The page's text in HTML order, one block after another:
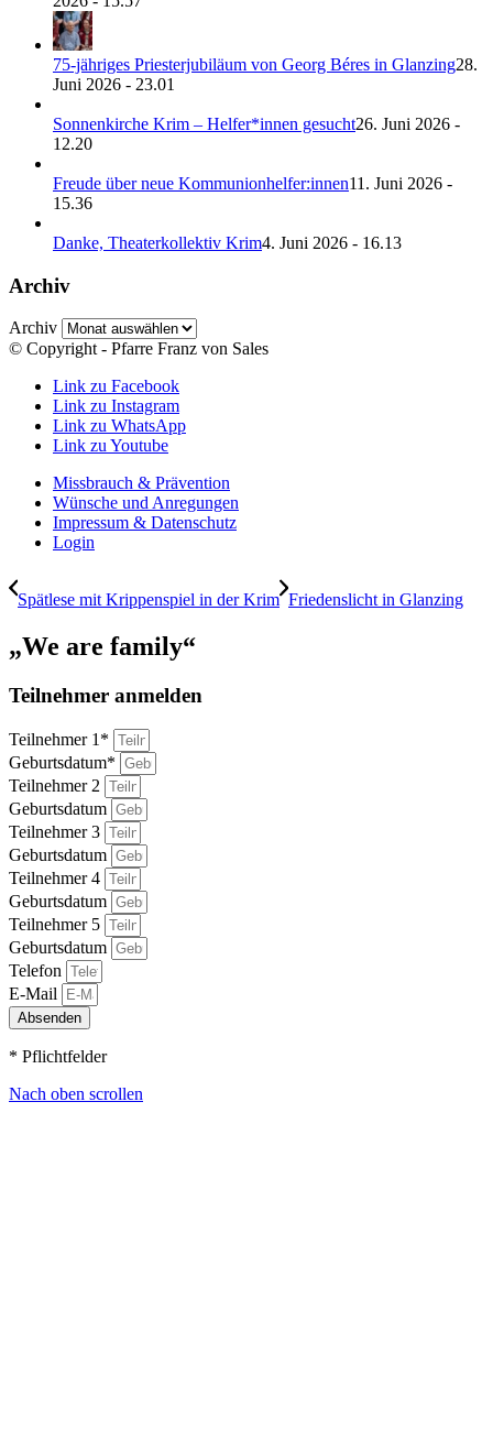
75-jähriges Priesterjubiläum von Georg Béres in Glanzing28.
Juni 2026 - 23.01
Sonnenkirche Krim – Helfer*innen gesucht26. Juni 2026 -
12.20
Freude über neue Kommunionhelfer:innen11. Juni 2026 -
15.36
Danke, Theaterkollektiv Krim4. Juni 2026 - 16.13
Archiv
Archiv
© Copyright - Pfarre Franz von Sales
Link zu Facebook
Link zu Instagram
Link zu WhatsApp
Link zu Youtube
Missbrauch & Prävention
Wünsche und Anregungen
Impressum & Datenschutz
Login
Spätlese mit Krippenspiel in der Krim Friedenslicht in Glanzing
„We are family“
Teilnehmer anmelden
Teilnehmer 1*
Geburtsdatum*
Teilnehmer 2
Geburtsdatum
Teilnehmer 3
Geburtsdatum
Teilnehmer 4
Geburtsdatum
Teilnehmer 5
Geburtsdatum
Telefon
E-Mail
Absenden
* Pflichtfelder
Nach oben scrollen